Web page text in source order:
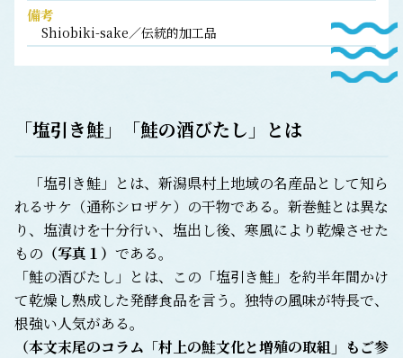
備考
Shiobiki-sake／伝統的加工品
「塩引き鮭」「鮭の酒びたし」とは
「塩引き鮭」とは、新潟県村上地域の名産品として知ら
れるサケ（通称シロザケ）の干物である。新巻鮭とは異な
り、塩漬けを十分行い、塩出し後、寒風により乾燥させた
もの （写真１） である。
「鮭の酒びたし」とは、この「塩引き鮭」を約半年間かけ
て乾燥し熟成した発酵食品を言う。独特の風味が特長で、
根強い人気がある。
（本文末尾のコラム「村上の鮭文化と増殖の取組」もご参